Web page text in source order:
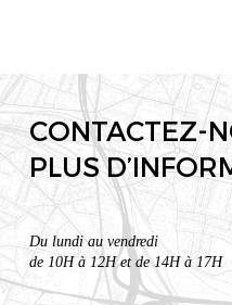
CONTACTEZ-
PLUS
Du lundi au vendredi
de 10H à 12H et de 14H à 17H